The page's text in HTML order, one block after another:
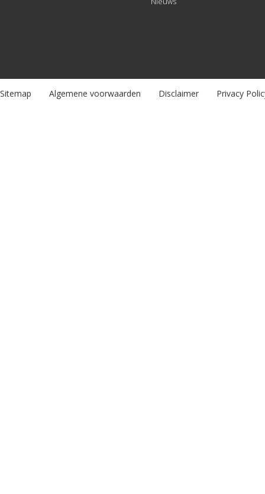
Sitemap Algemene voorwaarden Disclaimer Privacy